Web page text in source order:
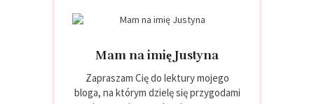
Mam na imię Justyna
Zapraszam Cię do lektury mojego
bloga, na którym dzielę się przygodami